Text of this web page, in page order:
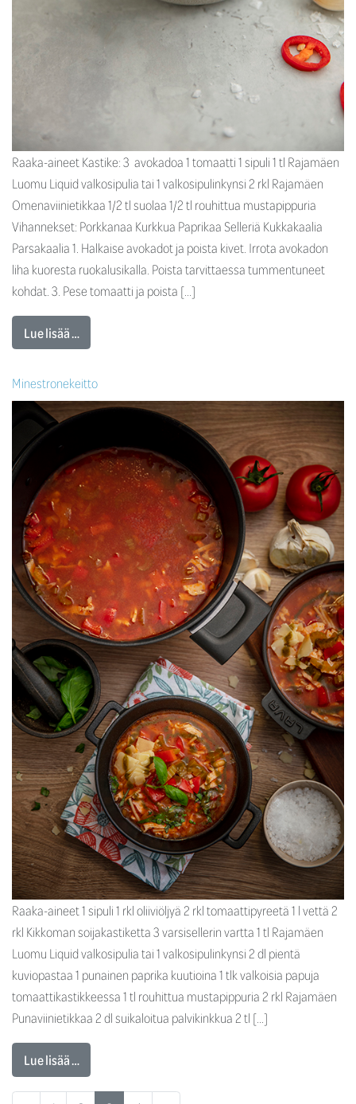
Raaka-aineet Kastike: 3 avokadoa 1 tomaatti 1 sipuli 1 tl Rajamäen
Luomu Liquid valkosipulia tai 1 valkosipulinkynsi 2 rkl Rajamäen
Omenaviinietikkaa 1/2 tl suolaa 1/2 tl rouhittua mustapippuria
Vihannekset: Porkkanaa Kurkkua Paprikaa Selleriä Kukkakaalia
Parsakaalia 1. Halkaise avokadot ja poista kivet. Irrota avokadon
liha kuoresta ruokalusikalla. Poista tarvittaessa tummentuneet
kohdat. 3. Pese tomaatti ja poista […]
Lue lisää …
Minestronekeitto
Raaka-aineet 1 sipuli 1 rkl oliiviöljyä 2 rkl tomaattipyreetä 1 l vettä 2
rkl Kikkoman soijakastiketta 3 varsisellerin vartta 1 tl Rajamäen
Luomu Liquid valkosipulia tai 1 valkosipulinkynsi 2 dl pientä
kuviopastaa 1 punainen paprika kuutioina 1 tlk valkoisia papuja
tomaattikastikkeessa 1 tl rouhittua mustapippuria 2 rkl Rajamäen
Punaviinietikkaa 2 dl suikaloitua palvikinkkua 2 tl […]
Lue lisää …